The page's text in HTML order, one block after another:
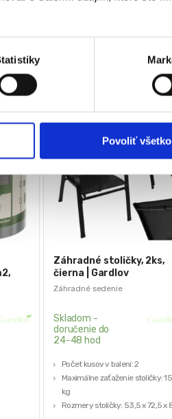
Povoliť všetko
30,00 €
Záhradné sedenie
Záhradné stoličky, 2ks,
čierna | Gardlov
Skladom -
doručenie do
24-48 hod
Počet kusov v balení: 2
Maximálne zaťaženie stoličky:
kg
Rozmery stoličky: 53,5 x 72,5 x